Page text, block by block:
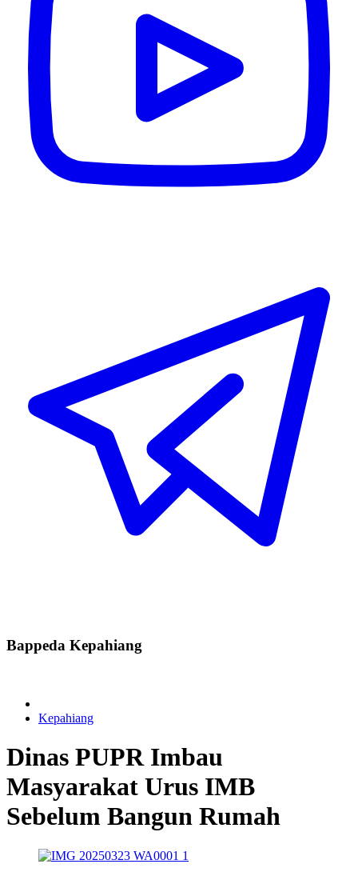
Bappeda Kepahiang
Kepahiang
Dinas PUPR Imbau
Masyarakat Urus IMB
Sebelum Bangun Rumah